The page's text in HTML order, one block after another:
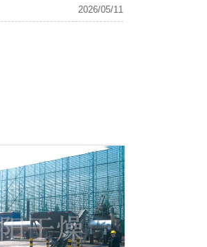
2026/05/11